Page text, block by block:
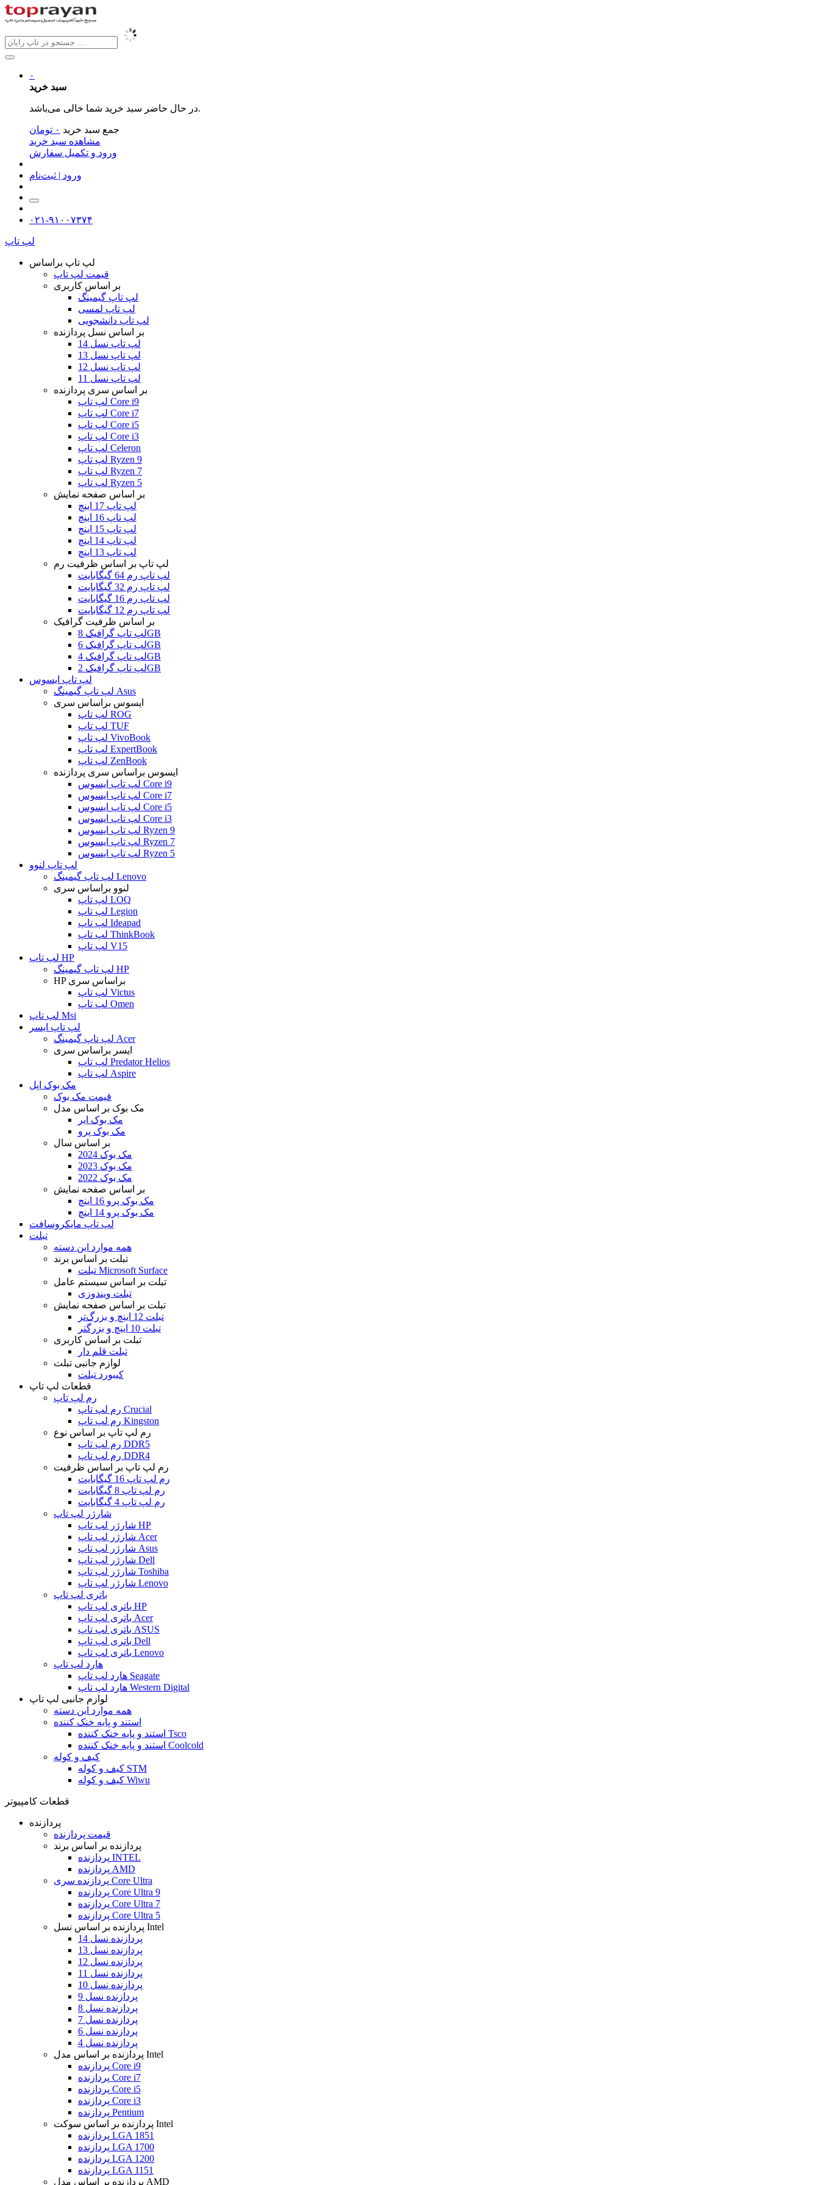
۰
سبد خرید
در حال حاضر سبد خرید شما خالی می‌باشد.
جمع سبد خرید ۰ تومان
مشاهده سبد خرید
ورود و تکمیل سفارش
ورود | ثبت‌نام
۰۲۱-۹۱۰۰۷۳۷۴
لپ تاپ
لپ تاپ براساس
قیمت لپ تاپ
بر اساس کاربری
لپ تاپ گیمینگ
لپ تاپ لمسی
لپ تاپ دانشجویی
بر اساس نسل پردازنده
لپ تاپ نسل 14
لپ تاپ نسل 13
لپ تاپ نسل 12
لپ تاپ نسل 11
بر اساس سری پردازنده
لپ تاپ Core i9
لپ تاپ Core i7
لپ تاپ Core i5
لپ تاپ Core i3
لپ تاپ Celeron
لپ تاپ Ryzen 9
لپ تاپ Ryzen 7
لپ تاپ Ryzen 5
بر اساس صفحه نمایش
لپ تاپ 17 اینچ
لپ تاپ 16 اینچ
لپ تاپ 15 اینچ
لپ تاپ 14 اینچ
لپ تاپ 13 اینچ
لپ تاپ بر اساس ظرفیت رم
لپ تاپ رم 64 گیگابایت
لپ تاپ رم 32 گیگابایت
لپ تاپ رم 16 گیگابایت
لپ تاپ رم 12 گیگابایت
بر اساس ظرفیت گرافیک
لپ تاپ گرافیک 8GB
لپ تاپ گرافیک 6GB
لپ تاپ گرافیک 4GB
لپ تاپ گرافیک 2GB
لپ تاپ ایسوس
لپ تاپ گیمینگ Asus
ایسوس براساس سری
لپ تاپ ROG
لپ تاپ TUF
لپ تاپ VivoBook
لپ تاپ ExpertBook
لپ تاپ ZenBook
ایسوس براساس سری پردازنده
لپ تاپ ایسوس Core i9
لپ تاپ ایسوس Core i7
لپ تاپ ایسوس Core i5
لپ تاپ ایسوس Core i3
لپ تاپ ایسوس Ryzen 9
لپ تاپ ایسوس Ryzen 7
لپ تاپ ایسوس Ryzen 5
لپ تاپ لنوو
لپ تاپ گیمینگ Lenovo
لنوو براساس سری
لپ تاپ LOQ
لپ تاپ Legion
لپ تاپ Ideapad
لپ تاپ ThinkBook
لپ تاپ V15
لپ تاپ HP
لپ تاپ گیمینگ HP
HP براساس سری
لپ تاپ Victus
لپ تاپ Omen
لپ تاپ Msi
لپ تاپ ایسر
لپ تاپ گیمینگ Acer
ایسر براساس سری
لپ تاپ Predator Helios
لپ تاپ Aspire
مک بوک اپل
قیمت مک بوک
مک بوک بر اساس مدل
مک بوک ایر
مک بوک پرو
بر اساس سال
مک بوک 2024
مک بوک 2023
مک بوک 2022
بر اساس صفحه نمایش
مک بوک پرو 16 اینچ
مک بوک پرو 14 اینچ
لپ تاپ مایکروسافت
تبلت
همه موارد این دسته
تبلت بر اساس برند
تبلت Microsoft Surface
تبلت بر اساس سیستم عامل
تبلت ویندوزی
تبلت بر اساس صفحه نمایش
تبلت 12 اینچ و بزرگ‌تر
تبلت 10 اینچ و بزرگتر
تبلت بر اساس کاربری
تبلت قلم دار
لوازم جانبی تبلت
کیبورد تبلت
قطعات لپ تاپ
رم لپ تاپ
رم لپ تاپ Crucial
رم لپ تاپ Kingston
رم لپ تاپ بر اساس نوع
رم لپ تاپ DDR5
رم لپ تاپ DDR4
رم لپ تاپ بر اساس ظرفیت
رم لپ تاپ 16 گیگابایت
رم لپ تاپ 8 گیگابایت
رم لپ تاپ 4 گیگابایت
شارژر لپ تاپ
شارژر لپ تاپ HP
شارژر لپ تاپ Acer
شارژر لپ تاپ Asus
شارژر لپ تاپ Dell
شارژر لپ تاپ Toshiba
شارژر لپ تاپ Lenovo
باتری لپ تاپ
باتری لپ تاپ HP
باتری لپ تاپ Acer
باتری لپ تاپ ASUS
باتری لپ تاپ Dell
باتری لپ تاپ Lenovo
هارد لپ تاپ
هارد لپ تاپ Seagate
هارد لپ تاپ Western Digital
لوازم جانبی لپ تاپ
همه موارد این دسته
استند و پایه خنک کننده
استند و پایه خنک کننده Tsco
استند و پایه خنک کننده Coolcold
کیف و کوله
کیف و کوله STM
کیف و کوله Wiwu
قطعات کامپیوتر
پردازنده
قیمت پردازنده
پردازنده بر اساس برند
پردازنده INTEL
پردازنده AMD
پردازنده سری Core Ultra
پردازنده Core Ultra 9
پردازنده Core Ultra 7
پردازنده Core Ultra 5
پردازنده بر اساس نسل Intel
پردازنده نسل 14
پردازنده نسل 13
پردازنده نسل 12
پردازنده نسل 11
پردازنده نسل 10
پردازنده نسل 9
پردازنده نسل 8
پردازنده نسل 7
پردازنده نسل 6
پردازنده نسل 4
پردازنده بر اساس مدل Intel
پردازنده Core i9
پردازنده Core i7
پردازنده Core i5
پردازنده Core i3
پردازنده Pentium
پردازنده بر اساس سوکت Intel
پردازنده LGA 1851
پردازنده LGA 1700
پردازنده LGA 1200
پردازنده LGA 1151
پردازنده بر اساس مدل AMD